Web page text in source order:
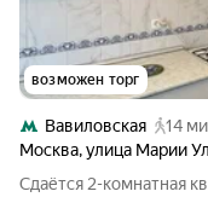
возможен торг
Вавиловская
14
Москва,улица Марии
Сдаётся 2-комнатная